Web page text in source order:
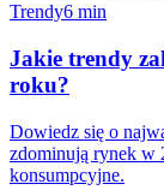
Trendy6 min
Jakie trendy
roku?
Dowiedz się o
zdominują rynek w
konsumpcyjne.